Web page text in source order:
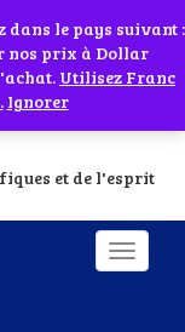
en face
et de l'esprit
par WhatsApp au
dans le pays suivant :
nos prix à Dollar
Utilisez Franc
Ignorer